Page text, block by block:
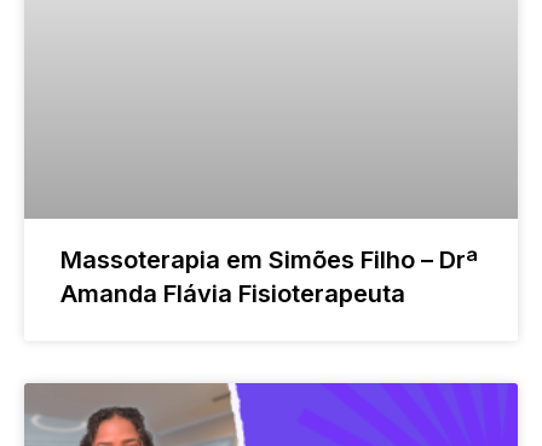
Massoterapia em Simões Filho – Drª
Amanda Flávia Fisioterapeuta